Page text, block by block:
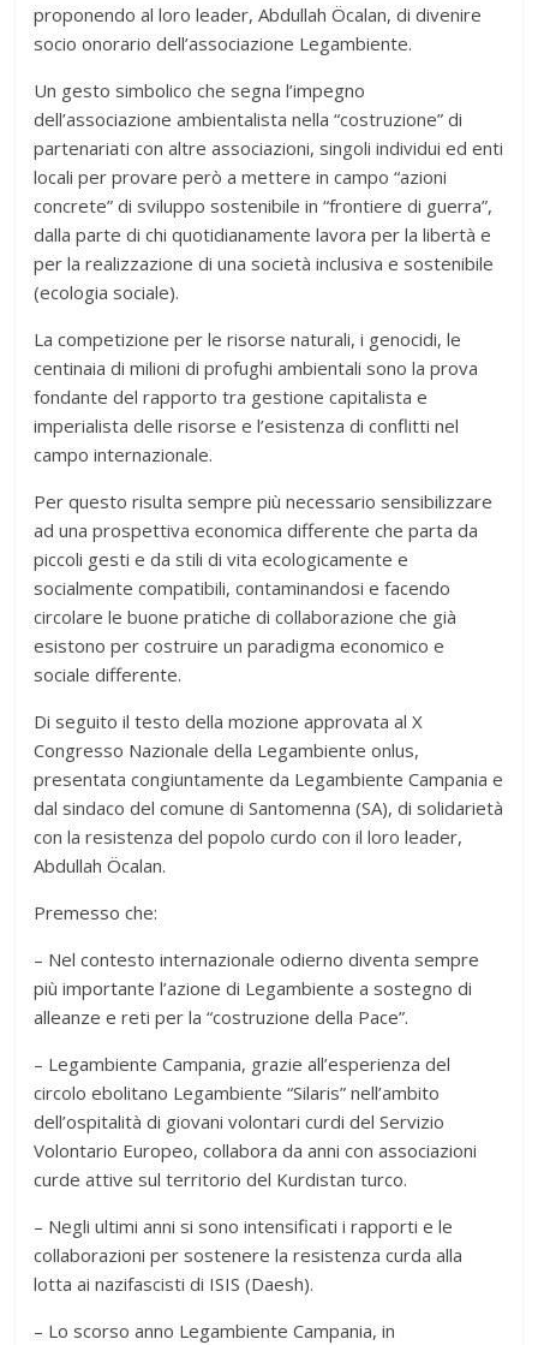
proponendo al loro leader, Abdullah Öcalan, di divenire
socio onorario dell’associazione Legambiente.
Un gesto simbolico che segna l’impegno
dell’associazione ambientalista nella “costruzione” di
partenariati con altre associazioni, singoli individui ed enti
locali per provare però a mettere in campo “azioni
concrete” di sviluppo sostenibile in “frontiere di guerra”,
dalla parte di chi quotidianamente lavora per la libertà e
per la realizzazione di una società inclusiva e sostenibile
(ecologia sociale).
La competizione per le risorse naturali, i genocidi, le
centinaia di milioni di profughi ambientali sono la prova
fondante del rapporto tra gestione capitalista e
imperialista delle risorse e l’esistenza di conflitti nel
campo internazionale.
Per questo risulta sempre più necessario sensibilizzare
ad una prospettiva economica differente che parta da
piccoli gesti e da stili di vita ecologicamente e
socialmente compatibili, contaminandosi e facendo
circolare le buone pratiche di collaborazione che già
esistono per costruire un paradigma economico e
sociale differente.
Di seguito il testo della mozione approvata al X
Congresso Nazionale della Legambiente onlus,
presentata congiuntamente da Legambiente Campania e
dal sindaco del comune di Santomenna (SA), di solidarietà
con la resistenza del popolo curdo con il loro leader,
Abdullah Öcalan.
Premesso che:
– Nel contesto internazionale odierno diventa sempre
più importante l’azione di Legambiente a sostegno di
alleanze e reti per la “costruzione della Pace”.
– Legambiente Campania, grazie all’esperienza del
circolo ebolitano Legambiente “Silaris” nell’ambito
dell’ospitalità di giovani volontari curdi del Servizio
Volontario Europeo, collabora da anni con associazioni
curde attive sul territorio del Kurdistan turco.
– Negli ultimi anni si sono intensificati i rapporti e le
collaborazioni per sostenere la resistenza curda alla
lotta ai nazifascisti di ISIS (Daesh).
– Lo scorso anno Legambiente Campania, in